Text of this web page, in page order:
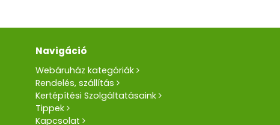
Navigáció
Webáruház kategóriák
Rendelés, szállítás
Kertépítési Szolgáltatásaink
Tippek
Kapcsolat